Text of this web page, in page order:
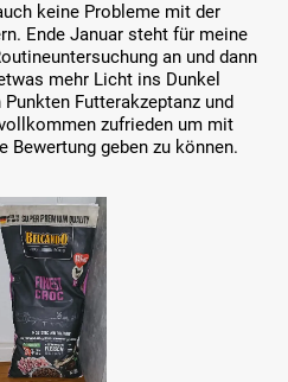
keine Probleme mit der
Ende Januar steht für meine
an und dann
mehr Licht ins Dunkel
Futterakzeptanz und
zufrieden um mit
Bewertung geben zu können.